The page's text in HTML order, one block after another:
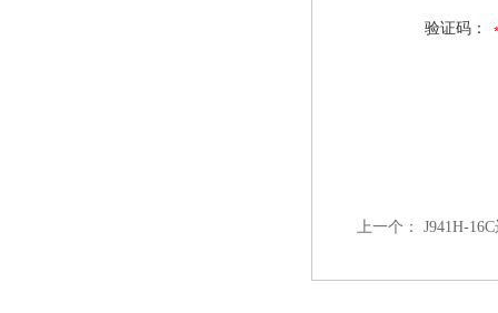
验证码：
上一个： J941H-